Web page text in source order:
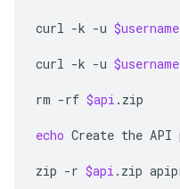
curl -k -u $username
curl -k -u $username
rm -rf $api .zip
echo Create the API
zip -r $api .zip